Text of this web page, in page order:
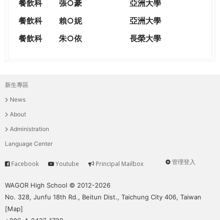
餐飲科 張○豪
亞洲大學
餐飲科
賴○妮
亞洲大學
餐飲科
朱○依 長榮大學
主
選
單
新生專區
News
About
Administration
Language Center
User
管理登入
Service
Facebook Youtube Principal Mailbox
WAGOR High School © 2012-2026
No. 328, Junfu 18th Rd., Beitun Dist., Taichung City 406, Taiwan
[Map]